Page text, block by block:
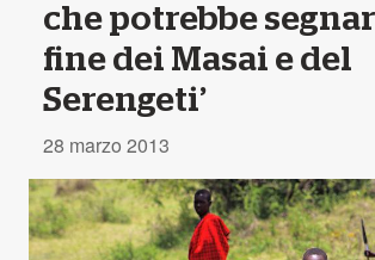
che potrebbe
fine dei Masai e del
Serengeti’
28 marzo 2013